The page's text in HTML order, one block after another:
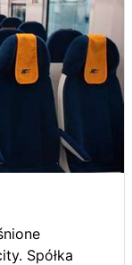
Spółka